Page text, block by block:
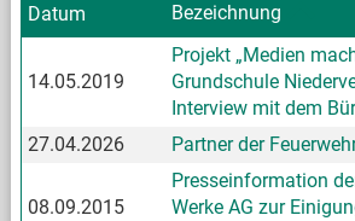
Datum Bezeichnung
14.05.2019
Projekt „Medien
Grundschule
Interview mit dem
27.04.2026
Partner der
08.09.2015
Presseinformation
Werke AG zur